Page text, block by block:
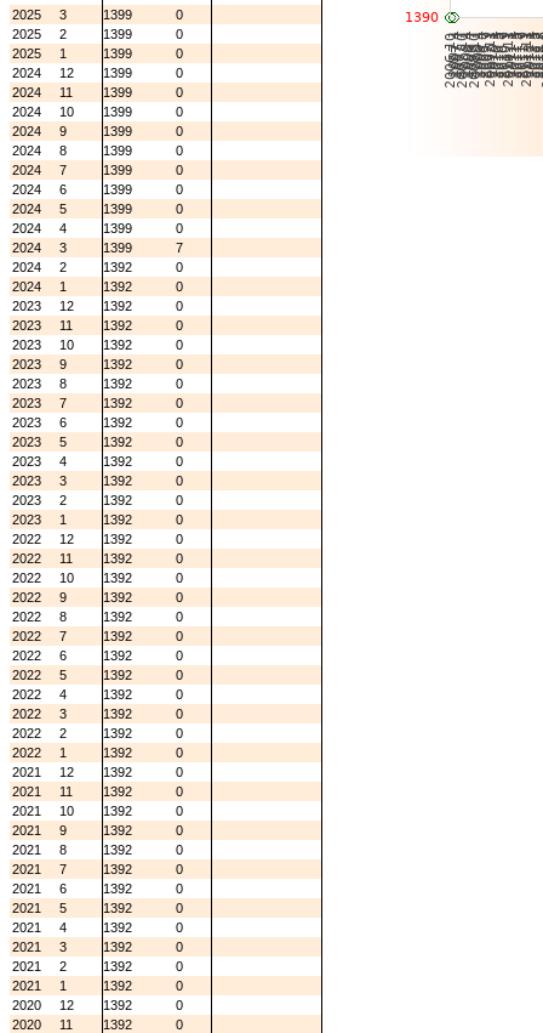
2025
3 1399
0
2025
2 1399
0
2025
1 1399
0
2024
12 1399
0
2024
11 1399
0
2024
10 1399
0
2024
9 1399
0
2024
8 1399
0
2024
7 1399
0
2024
6 1399
0
2024
5 1399
0
2024
4 1399
0
2024
3 1399
7
2024
2 1392
0
2024
1 1392
0
2023
12 1392
0
2023
11 1392
0
2023
10 1392
0
2023
9 1392
0
2023
8 1392
0
2023
7 1392
0
2023
6 1392
0
2023
5 1392
0
2023
4 1392
0
2023
3 1392
0
2023
2 1392
0
2023
1 1392
0
2022
12 1392
0
2022
11 1392
0
2022
10 1392
0
2022
9 1392
0
2022
8 1392
0
2022
7 1392
0
2022
6 1392
0
2022
5 1392
0
2022
4 1392
0
2022
3 1392
0
2022
2 1392
0
2022
1 1392
0
2021
12 1392
0
2021
11 1392
0
2021
10 1392
0
2021
9 1392
0
2021
8 1392
0
2021
7 1392
0
2021
6 1392
0
2021
5 1392
0
2021
4 1392
0
2021
3 1392
0
2021
2 1392
0
2021
1 1392
0
2020
12 1392
0
2020
11 1392
0